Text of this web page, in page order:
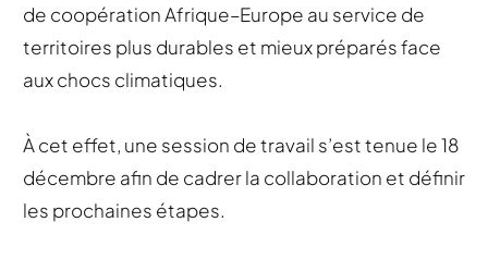
de coopération Afrique–Europe au service de
territoires plus durables et mieux préparés face
aux chocs climatiques.
À cet effet, une session de travail s’est tenue le 18
décembre afin de cadrer la collaboration et définir
les prochaines étapes.